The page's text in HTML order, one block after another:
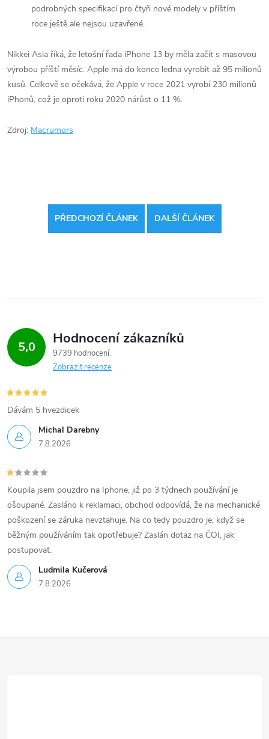
podrobných specifikací pro čtyři nové modely v příštím
roce ještě ale nejsou uzavřené.
Nikkei Asia říká, že letošní řada ‌iPhone 13‌ by měla začít s masovou
výrobou příští měsíc. Apple má do konce ledna vyrobit až 95 milionů
kusů. Celkově se očekává, že Apple v roce 2021 vyrobí 230 milionů
iPhonů, což je oproti roku 2020 nárůst o 11 %.
Zdroj: Macrumors
PŘEDCHOZÍ ČLÁNEK DALŠÍ ČLÁNEK
5,0 Hodnocení zákazníků
9739 hodnocení
Zobrazit recenze
Michal Darebny
7.8.2026
Dávám 5 hvezdicek
Ludmila Kučerová
7.8.2026
Koupila jsem pouzdro na Iphone, již po 3 týdnech používání je
ošoupané. Zasláno k reklamaci, obchod odpovídá, že na mechanické
poškození se záruka nevztahuje. Na co tedy pouzdro je, když se
běžným používáním tak opotřebuje? Zaslán dotaz na ČOI, jak
postupovat.